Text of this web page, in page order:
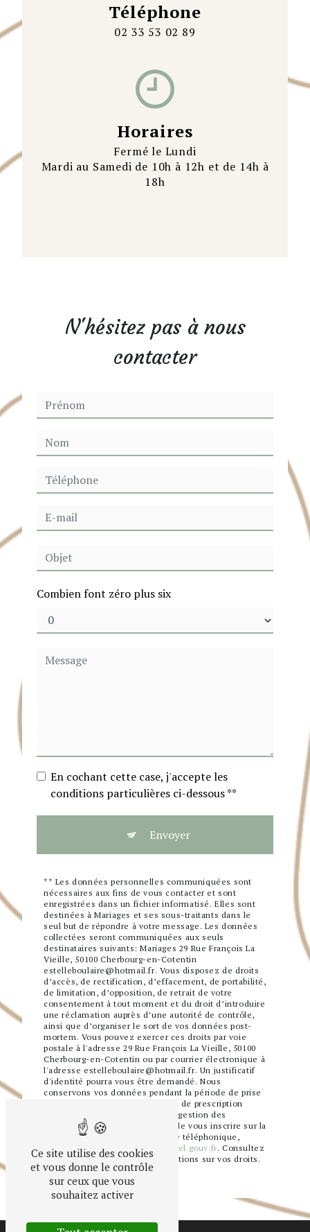
N'hésitez pas à nous
contacter
Combien font zéro plus six
En cochant cette case, j'accepte les
conditions particulières ci-dessous **
Envoyer
** Les données personnelles communiquées sont
nécessaires aux fins de vous contacter et sont
enregistrées dans un fichier informatisé. Elles sont
destinées à Mariages et ses sous-traitants dans le
seul but de répondre à votre message. Les données
collectées seront communiquées aux seuls
destinataires suivants: Mariages 29 Rue François La
Vieille, 50100 Cherbourg-en-Cotentin
estelleboulaire@hotmail.fr. Vous disposez de droits
d’accès, de rectification, d’effacement, de portabilité,
de limitation, d’opposition, de retrait de votre
consentement à tout moment et du droit d’introduire
une réclamation auprès d’une autorité de contrôle,
ainsi que d’organiser le sort de vos données post-
mortem. Vous pouvez exercer ces droits par voie
postale à l'adresse 29 Rue François La Vieille, 50100
Cherbourg-en-Cotentin ou par courrier électronique à
l'adresse estelleboulaire@hotmail.fr. Un justificatif
d'identité pourra vous être demandé. Nous
conservons vos données pendant la période de prise
de contact puis pendant la durée de prescription
légale aux fins probatoires et de gestion des
contentieux. Vous avez le droit de vous inscrire sur la
liste d'opposition au démarchage téléphonique,
disponible à cette adresse:
Bloctel.gouv.fr. Consultez
le site cnil.fr pour plus d’informations sur vos droits.
Téléphone
02 33 53 02 89
Horaires
Fermé le Lundi
Mardi au Samedi de 10h à 12h et de 14h à
18h
Ce site utilise des cookies
et vous donne le contrôle
sur ceux que vous
souhaitez activer